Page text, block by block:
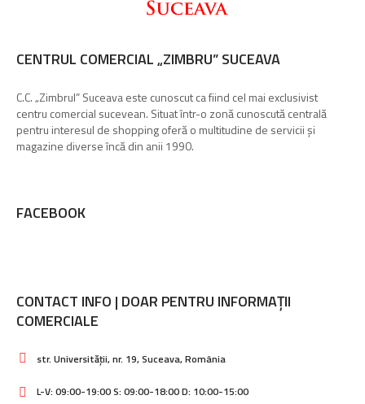
CENTRUL COMERCIAL „ZIMBRU” SUCEAVA
C.C. „Zimbrul” Suceava este cunoscut ca fiind cel mai exclusivist
centru comercial sucevean. Situat într-o zonă cunoscută centrală
pentru interesul de shopping oferă o multitudine de servicii și
magazine diverse încă din anii 1990.
FACEBOOK
CONTACT INFO | DOAR PENTRU INFORMAȚII
COMERCIALE
str. Universității, nr. 19, Suceava, România
L-V: 09:00-19:00 S: 09:00-18:00 D: 10:00-15:00